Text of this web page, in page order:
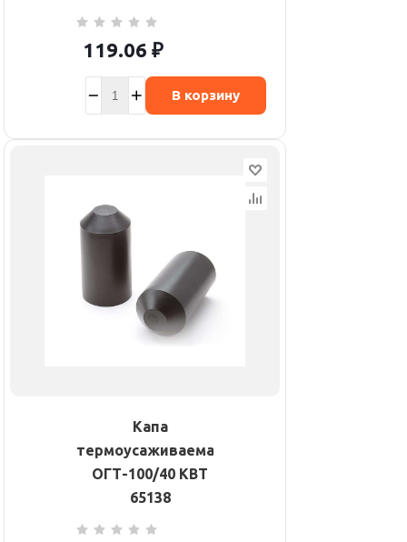
119.06 ₽
В корзину
Капа
термоусаживаемая
ОГТ-100/40 КВТ
65138